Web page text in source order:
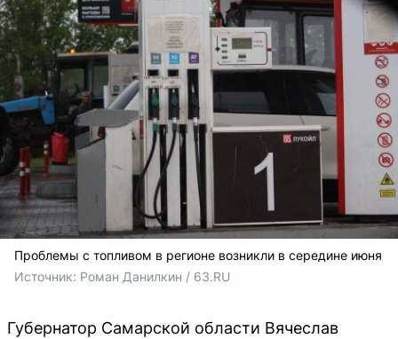
Проблемы с топливом в регионе возникли в середине июня
Источник: Роман Данилкин / 63.RU
Губернатор Самарской области Вячеслав